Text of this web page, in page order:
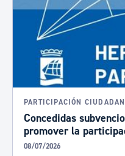
PARTICIPACIÓN
Concedidas
promover la
08/07/2026